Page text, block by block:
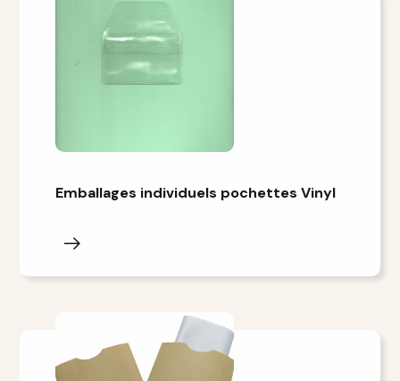
Emballages individuels pochettes Vinyl